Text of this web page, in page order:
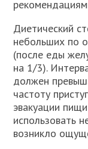
Диетический
небольших по
(после еды
на 1/3).
должен
частоту
эвакуации
использовать
возникло